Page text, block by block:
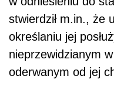
stwierdził m.in., że
określaniu jej
nieprzewidzianym
oderwanym od jej